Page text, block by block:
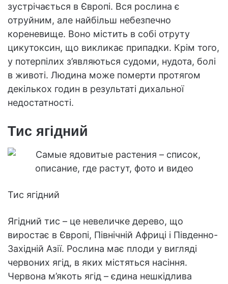
зустрічається в Європі. Вся рослина є
отруйним, але найбільш небезпечно
кореневище. Воно містить в собі отруту
цикутоксин, що викликає припадки. Крім того,
у потерпілих з’являються судоми, нудота, болі
в животі. Людина може померти протягом
декількох годин в результаті дихальної
недостатності.
Тис ягідний
Тис ягідний
Ягідний тис – це невеличке дерево, що
виростає в Європі, Північній Африці і Південно-
Західній Азії. Рослина має плоди у вигляді
червоних ягід, в яких містяться насіння.
Червона м’якоть ягід – єдина нешкідлива